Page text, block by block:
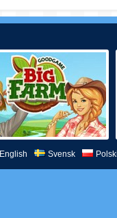
English Svensk